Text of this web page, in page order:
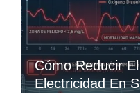
Cómo Reducir
Electricidad En